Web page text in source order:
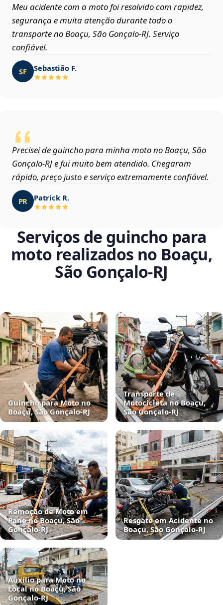
Meu acidente com a moto foi resolvido com rapidez,
segurança e muita atenção durante todo o
transporte no Boaçu, São Gonçalo‑RJ. Serviço
confiável.
SF Sebastião F.
Precisei de guincho para minha moto no Boaçu, São
Gonçalo‑RJ e fui muito bem atendido. Chegaram
rápido, preço justo e serviço extremamente confiável.
PR Patrick R.
Serviços de guincho para
moto realizados no Boaçu,
São Gonçalo‑RJ
Guincho para Moto no
Boaçu, São Gonçalo‑RJ
Transporte de
Motocicleta no Boaçu,
São Gonçalo‑RJ
Remoção de Moto em
Pane no Boaçu, São
Gonçalo‑RJ
Resgate em Acidente no
Boaçu, São Gonçalo‑RJ
Auxílio para Moto no
Local no Boaçu, São
Gonçalo‑RJ